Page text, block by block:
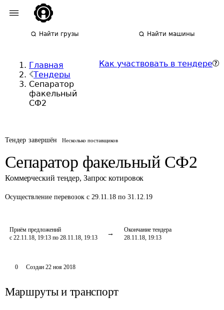
Найти грузы Найти машины
Главная
Тендеры
Сепаратор
факельный
СФ2
Как участвовать в тендере
Тендер завершён Несколько поставщиков
Сепаратор факельный СФ2
Коммерческий тендер, Запрос котировок
Осуществление перевозок с 29.11.18 по 31.12.19
Приём предложений
с 22.11.18, 19:13 по 28.11.18, 19:13
Окончание тендера
28.11.18, 19:13
0 Создан 22 ноя 2018
Маршруты и транспорт